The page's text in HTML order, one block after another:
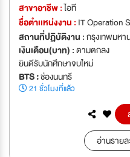
สาขาอาชีพ :ไอที
ชื่อตำเเหน่งงาน : IT Operation
สถานที่ปฏิบัติงาน :กรุงเทพมหา
เงินเดือน(บาท) :ตามตกลง
ยินดีรับนักศึกษาจบใหม่
BTS :ช่องนนทรี
21 ชั่วโมงที่แล้ว
อ่านรายล